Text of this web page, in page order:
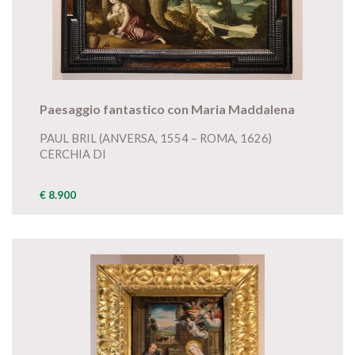
Paesaggio fantastico con Maria Maddalena
PAUL BRIL (ANVERSA, 1554 – ROMA, 1626)
CERCHIA DI
€ 8.900